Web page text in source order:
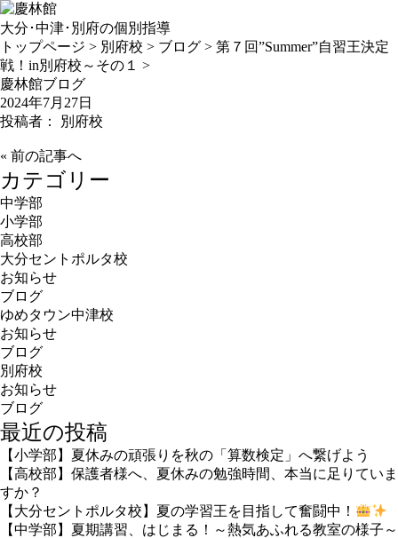
大分･中津･別府の個別指導
トップページ > 別府校 > ブログ > 第７回”Summer”自習王決定
戦！in別府校～その１
>
慶林館ブログ
2024年7月27日
投稿者： 別府校
« 前の記事へ
カテゴリー
中学部
小学部
高校部
大分セントポルタ校
お知らせ
ブログ
ゆめタウン中津校
お知らせ
ブログ
別府校
お知らせ
ブログ
最近の投稿
【小学部】夏休みの頑張りを秋の「算数検定」へ繋げよう
【高校部】保護者様へ、夏休みの勉強時間、本当に足りていま
すか？
【大分セントポルタ校】夏の学習王を目指して奮闘中！
【中学部】夏期講習、はじまる！～熱気あふれる教室の様子～